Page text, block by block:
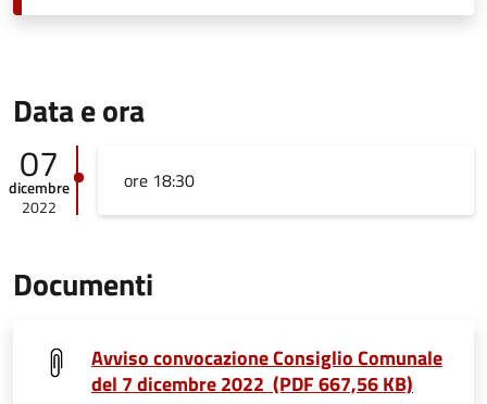
Data e ora
07
dicembre
2022
ore 18:30
Documenti
Avviso convocazione Consiglio Comunale
del 7 dicembre 2022 (PDF 667,56 KB)